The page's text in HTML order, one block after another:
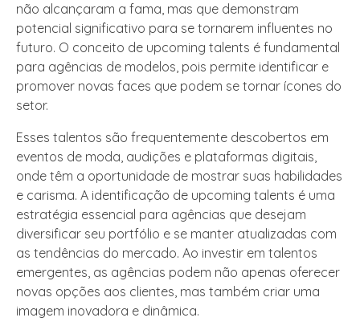
não alcançaram a fama, mas que demonstram
potencial significativo para se tornarem influentes no
futuro. O conceito de upcoming talents é fundamental
para agências de modelos, pois permite identificar e
promover novas faces que podem se tornar ícones do
setor.
Esses talentos são frequentemente descobertos em
eventos de moda, audições e plataformas digitais,
onde têm a oportunidade de mostrar suas habilidades
e carisma. A identificação de upcoming talents é uma
estratégia essencial para agências que desejam
diversificar seu portfólio e se manter atualizadas com
as tendências do mercado. Ao investir em talentos
emergentes, as agências podem não apenas oferecer
novas opções aos clientes, mas também criar uma
imagem inovadora e dinâmica.